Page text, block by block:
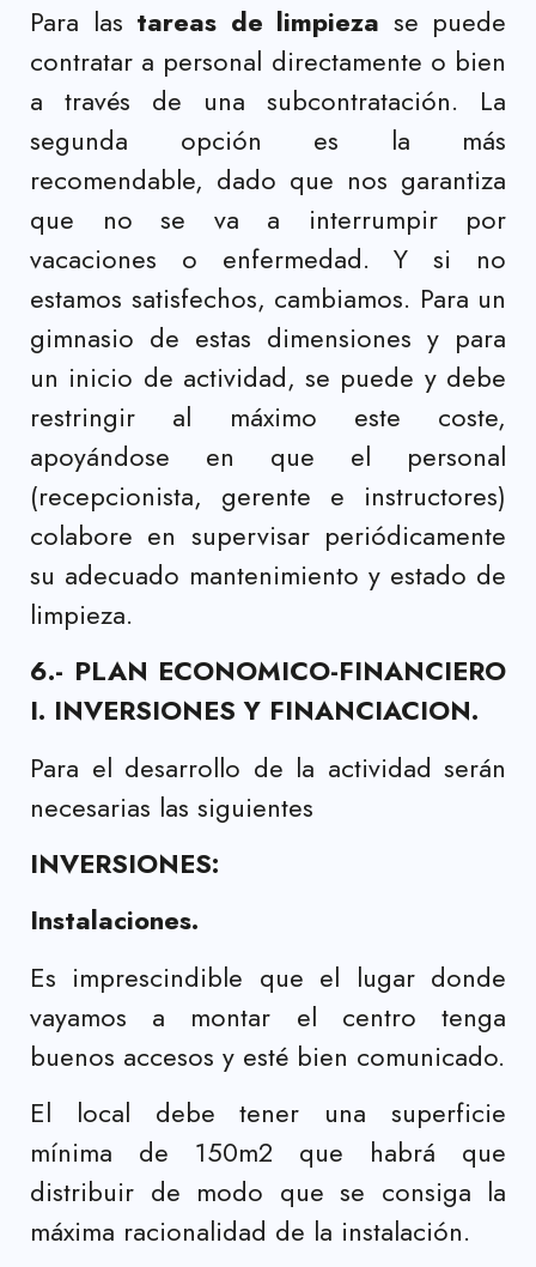
Para las tareas de limpieza se puede
contratar a personal directamente o bien
a través de una subcontratación. La
segunda opción es la más
recomendable, dado que nos garantiza
que no se va a interrumpir por
vacaciones o enfermedad. Y si no
estamos satisfechos, cambiamos. Para un
gimnasio de estas dimensiones y para
un inicio de actividad, se puede y debe
restringir al máximo este coste,
apoyándose en que el personal
(recepcionista, gerente e instructores)
colabore en supervisar periódicamente
su adecuado mantenimiento y estado de
limpieza.
6.- PLAN ECONOMICO-FINANCIERO
I. INVERSIONES Y FINANCIACION.
Para el desarrollo de la actividad serán
necesarias las siguientes
INVERSIONES:
Instalaciones.
Es imprescindible que el lugar donde
vayamos a montar el centro tenga
buenos accesos y esté bien comunicado.
El local debe tener una superficie
mínima de 150m2 que habrá que
distribuir de modo que se consiga la
máxima racionalidad de la instalación.